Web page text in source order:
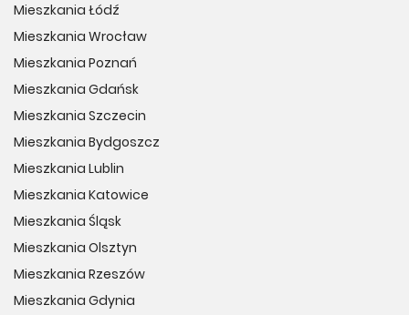
Mieszkania Łódź
Mieszkania Wrocław
Mieszkania Poznań
Mieszkania Gdańsk
Mieszkania Szczecin
Mieszkania Bydgoszcz
Mieszkania Lublin
Mieszkania Katowice
Mieszkania Śląsk
Mieszkania Olsztyn
Mieszkania Rzeszów
Mieszkania Gdynia